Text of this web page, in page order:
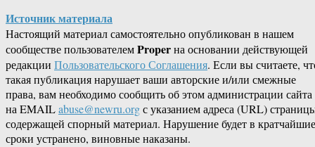
Источник материала
Настоящий материал самостоятельно опубликован в нашем
сообществе пользователемProperна основании действующей
редакции Пользовательского Соглашения. Если вы считаете,
такая публикация нарушает ваши авторские и/или смежные
права, вам необходимо сообщить об этом администрации сайта
на EMAILabuse@newru.orgс указанием адреса (URL)
содержащей спорный материал. Нарушение будет в кратчайшие
сроки устранено, виновные наказаны.